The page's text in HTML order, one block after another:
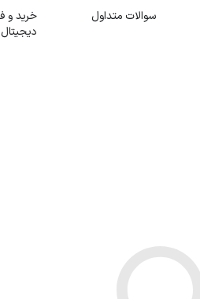
سوالات متداول
خرید و
دیجیتال